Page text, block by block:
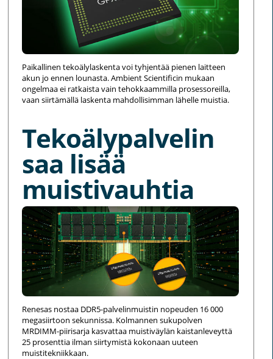
Paikallinen tekoälylaskenta voi tyhjentää pienen laitteen
akun jo ennen lounasta. Ambient Scientificin mukaan
ongelmaa ei ratkaista vain tehokkaammilla prosessoreilla,
vaan siirtämällä laskenta mahdollisimman lähelle muistia.
Tekoälypalvelin
saa lisää
muistivauhtia
Renesas nostaa DDR5-palvelinmuistin nopeuden 16 000
megasiirtoon sekunnissa. Kolmannen sukupolven
MRDIMM-piirisarja kasvattaa muistiväylän kaistanleveyttä
25 prosenttia ilman siirtymistä kokonaan uuteen
muistitekniikkaan.